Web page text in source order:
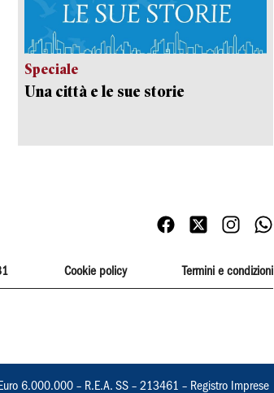
Speciale
Una città e le sue storie
Cookie policy Termini e condizioni
6.000.000 – R.E.A. SS – 213461 – Registro Imprese